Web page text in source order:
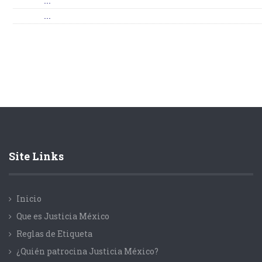
Site Links
Inicio
Que es Justicia México
Reglas de Etiqueta
¿Quién patrocina Justicia México?